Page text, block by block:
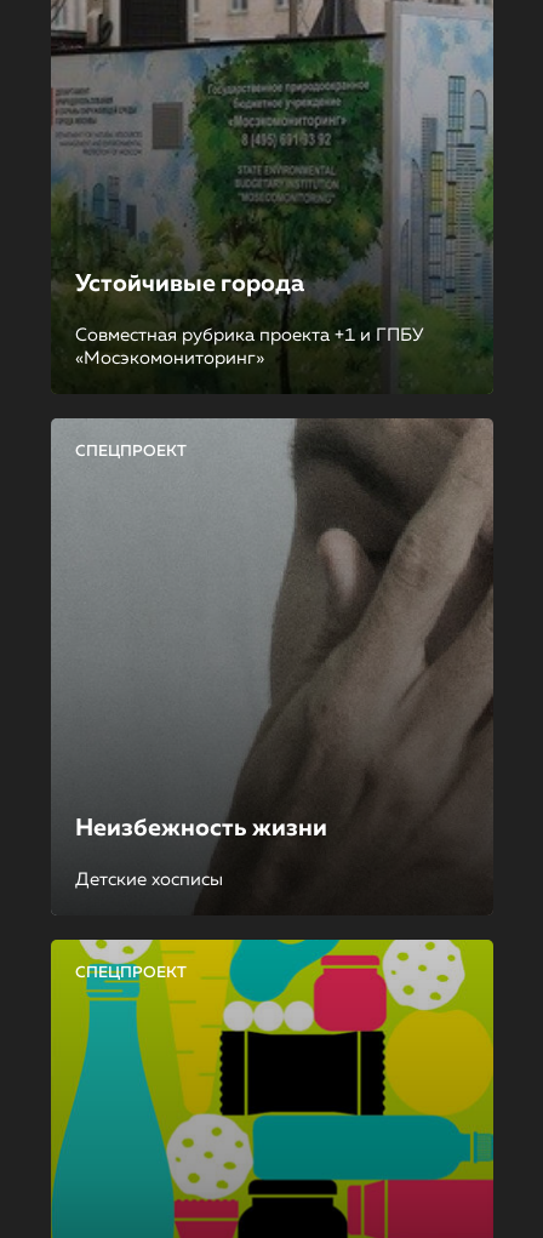
Устойчивые города
Совместная рубрика проекта +1 и ГПБУ
«Мосэкомониторинг»
СПЕЦПРОЕКТ
Неизбежность жизни
Детские хосписы
СПЕЦПРОЕКТ